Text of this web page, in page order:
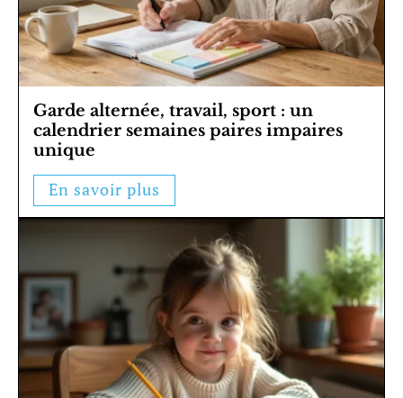
Garde alternée, travail, sport : un
calendrier semaines paires impaires
unique
En savoir plus